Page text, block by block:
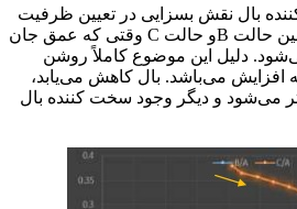
بال نقش بسزایی در تعیین ظرفیت
مقطع دارد. کاهش فاصله بین حالت Bو حالت C وقتی که عمق جان
دلیل این موضوع کاملاً روشن
می‌باشد. بال کاهش می‌یابد،
می‌شود و دیگر وجود سخت کننده بال